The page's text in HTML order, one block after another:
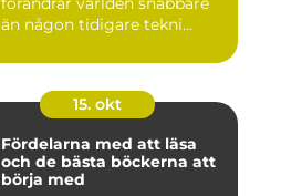
än någon tidigare tekni...
15. okt
Fördelarna med att läsa
och de bästa böckerna att
börja med